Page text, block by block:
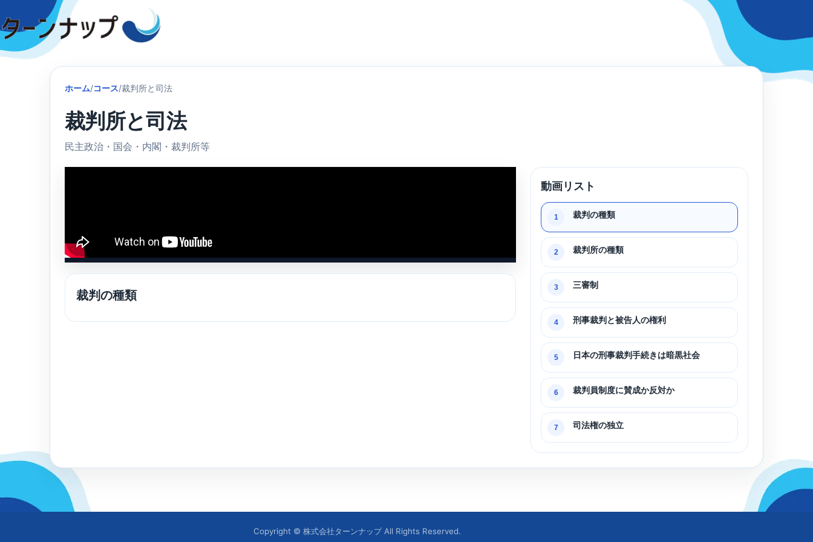
to
content
ホーム/コース/裁判所と司法
裁判所と司法
民主政治・国会・内閣・裁判所等
裁判の種類
動画リスト
1 裁判の種類
2 裁判所の種類
3 三審制
4 刑事裁判と被告人の権利
5 日本の刑事裁判手続きは暗黒社会
6 裁判員制度に賛成か反対か
7 司法権の独立
Copyright © 株式会社ターンナップ All Rights Reserved.